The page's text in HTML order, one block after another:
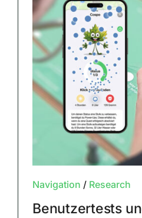
Navigation / Research
Benutzertests